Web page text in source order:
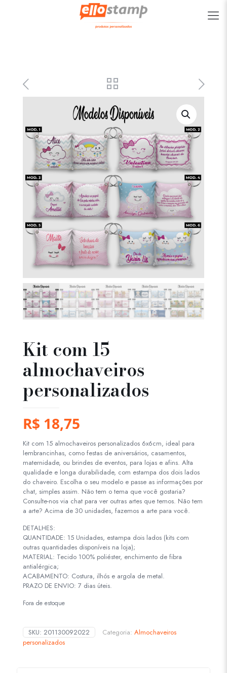
Kit com 15
almochaveiros
personalizados
R$ 18,75
Kit com 15 almochaveiros personalizados 6x6cm, ideal para
lembrancinhas, como festas de aniversários, casamentos,
maternidade, ou brindes de eventos, para lojas e afins. Alta
qualidade e longa durabilidade, com estampa dos dois lados
do chaveiro. Escolha o seu modelo e passe as informações por
chat, simples assim. Não tem o tema que você gostaria?
Consulte-nos via chat para ver outras artes que temos. Não tem
a arte? Acima de 30 unidades, fazemos a arte para você.
DETALHES:
QUANTIDADE: 15 Unidades, estampa dois lados (kits com
outras quantidades disponíveis na loja);
MATERIAL: Tecido 100% poliéster, enchimento de fibra
antialérgica;
ACABAMENTO: Costura, ilhós e argola de metal.
PRAZO DE ENVIO: 7 dias úteis.
Fora de estoque
SKU: 201130092022 Categoria: Almochaveiros
personalizados